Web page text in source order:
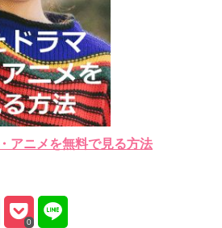
アニメを無料で見る方法
0